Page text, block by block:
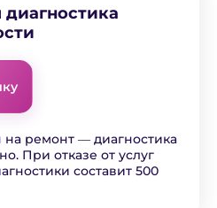
диагностика
на ремонт ― диагностика
При отказе от услуг
составит 500